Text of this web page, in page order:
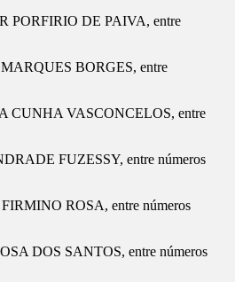
DE PAIVA, entre
BORGES, entre
VASCONCELOS, entre
FUZESSY, entre números
ROSA, entre números
DOS SANTOS, entre números